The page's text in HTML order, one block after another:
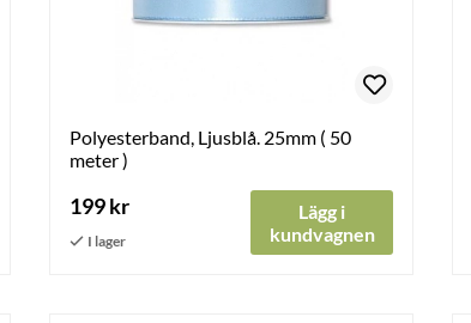
Polyesterband, Ljusblå. 25mm ( 50
meter )
199 kr
Lägg i
kundvagnen